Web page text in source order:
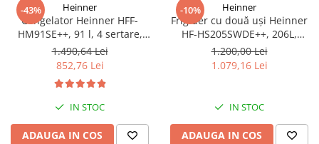
-43% Heinner
Congelator Heinner HFF-
HM91SE++, 91 l, 4 sertare,
Control mecanic, Clasa E, H 85
cm, Argintiu
1.490,64 Lei
852,76 Lei
IN STOC
ADAUGA IN COS
-10% Heinner
Frigider cu două uși Heinner
HF-HS205SWDE++, 206L,
Dozator de apă, Clasa E,
Argintiu
1.200,00 Lei
1.079,16 Lei
IN STOC
ADAUGA IN COS